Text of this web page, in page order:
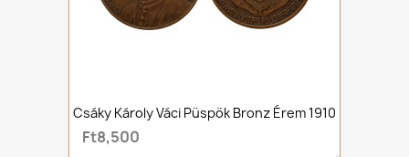
Csáky Károly Váci Püspök Bronz Érem 1910
Ft8,500